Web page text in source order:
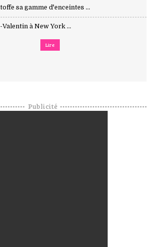
sa gamme d'enceintes ...
Valentin à New York ...
Lire
Publicité